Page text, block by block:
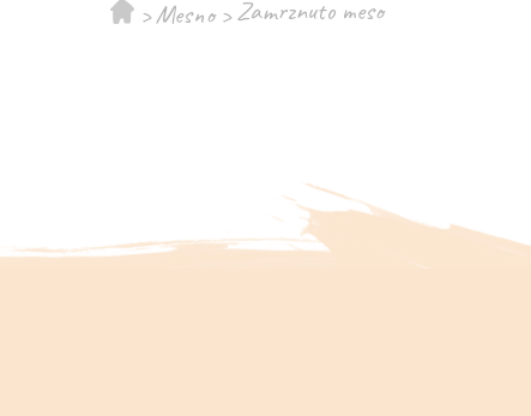
>Mesno >Zamrznuto meso